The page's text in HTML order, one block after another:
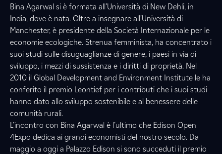
Bina Agarwal si è formata all’Università di New Dehli, in
India, dove è nata. Oltre a insegnare all’Università di
Manchester, è presidente della Società Internazionale per le
economie ecologiche. Strenua femminista, ha concentrato i
suoi studi sulle disuguaglianze di genere, i paesi in via di
sviluppo, i mezzi di sussistenza e i diritti di proprietà. Nel
2010 il Global Development and Environment Institute le ha
conferito il premio Leontief per i contributi che i suoi studi
hanno dato allo sviluppo sostenibile e al benessere delle
comunità rurali.
L’incontro con Bina Agarwal è l’ultimo che Edison Open
4Expo dedica ai grandi economisti del nostro secolo. Da
maggio a oggi a Palazzo Edison si sono succeduti il premio